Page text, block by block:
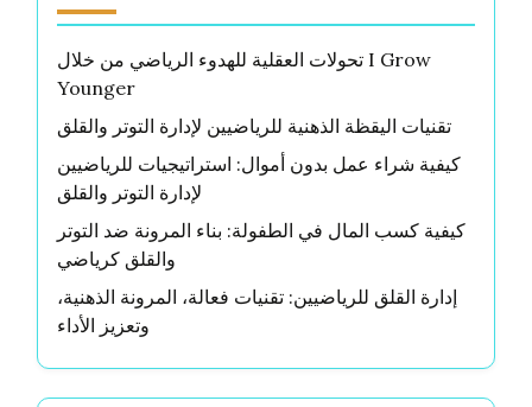
تحولات العقلية للهدوء الرياضي من خلال I Grow
Younger
تقنيات اليقظة الذهنية للرياضيين لإدارة التوتر والقلق
كيفية شراء عمل بدون أموال: استراتيجيات للرياضيين
لإدارة التوتر والقلق
كيفية كسب المال في الطفولة: بناء المرونة ضد التوتر
والقلق كرياضي
إدارة القلق للرياضيين: تقنيات فعالة، المرونة الذهنية،
وتعزيز الأداء